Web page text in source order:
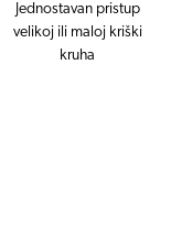
Jednostavan pristup
velikoj ili maloj kriški
kruha